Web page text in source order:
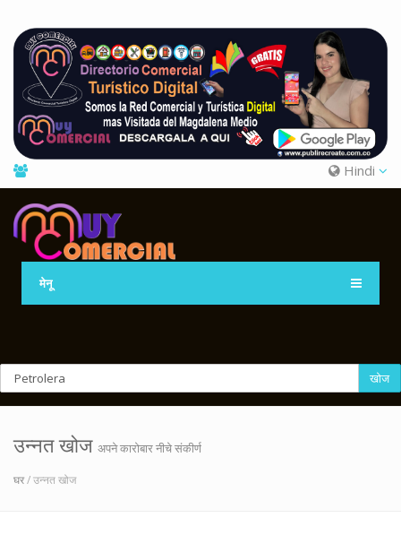
Hindi
मेनू
खोज
उन्नत खोज अपने कारोबार नीचे संकीर्ण
घर/ उन्नत खोज